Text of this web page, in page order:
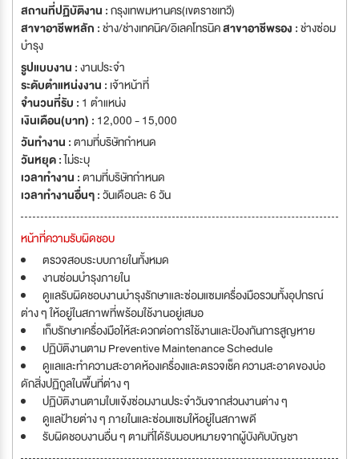
สถานที่ปฏิบัติงาน :กรุงเทพมหานคร(เขตราชเทวี)
สาขาอาชีพหลัก :ช่าง/ช่างเทคนิค/อิเลคโทรนิคสาขาอาชีพรอง :ช่างซ่อม
บำรุง
รูปแบบงาน :งานประจำ
ระดับตำแหน่งงาน : เจ้าหน้าที่
จำนวนที่รับ : 1 ตำแหน่ง
เงินเดือน(บาท) : 12,000 - 15,000
วันทำงาน :ตามที่บริษัทกำหนด
วันหยุด :ไม่ระบุ
เวลาทำงาน :ตามที่บริษัทกำหนด
เวลาทำงานอื่นๆ :วันเดือนละ 6 วัน
หน้าที่ความรับผิดชอบ
ตรวจสอบระบบภายในทั้งหมด
งานซ่อมบำรุงภายใน
ดูแลรับผิดชอบงานบำรุงรักษาและซ่อมแซมเครื่องมือรวมทั้งอุปกรณ์
ต่าง ๆ ให้อยู่ในสภาพที่พร้อมใช้งานอยู่เสมอ
เก็บรักษาเครื่องมือให้สะดวกต่อการใช้งานและป้องกันการสูญหาย
ปฏิบัติงานตาม Preventive Maintenance Schedule
ดูแลและทำความสะอาดห้องเครื่องและตรวจเช็ค ความสะอาดของบ่อ
ดักสิ่งปฏิกูลในพื้นที่ต่าง ๆ
ปฏิบัติงานตามใบแจ้งซ่อมงานประจำวันจากส่วนงานต่าง ๆ
ดูแลป้ายต่าง ๆ ภายในและซ่อมแซมให้อยู่ในสภาพดี
รับผิดชอบงานอื่น ๆ ตามที่ได้รับมอบหมายจากผู้บังคับบัญชา